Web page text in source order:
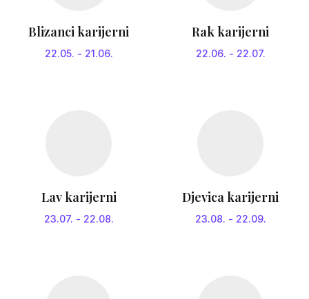
Blizanci karijerni
22.05. - 21.06.
Rak karijerni
22.06. - 22.07.
Lav karijerni
23.07. - 22.08.
Djevica karijerni
23.08. - 22.09.